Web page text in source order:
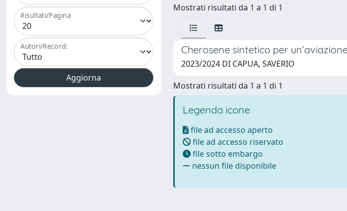
Risultati/Pagina
Autori/Record:
Mostrati risultati da 1 a 1 di 1
Cherosene sintetico per
2023/2024 DI CAPUA, SAVERIO
Mostrati risultati da 1 a 1 di 1
Legenda icone
file ad accesso aperto
file ad accesso riservato
file sotto embargo
nessun file disponibile